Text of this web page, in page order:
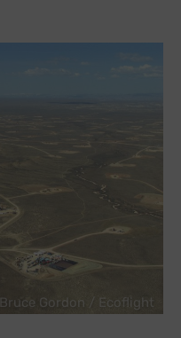
Bruce Gordon / Ecoflight